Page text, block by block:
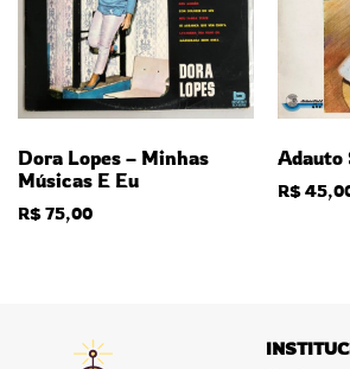
Dora Lopes – Minhas
Músicas E Eu
R$75,00
Adauto
R$